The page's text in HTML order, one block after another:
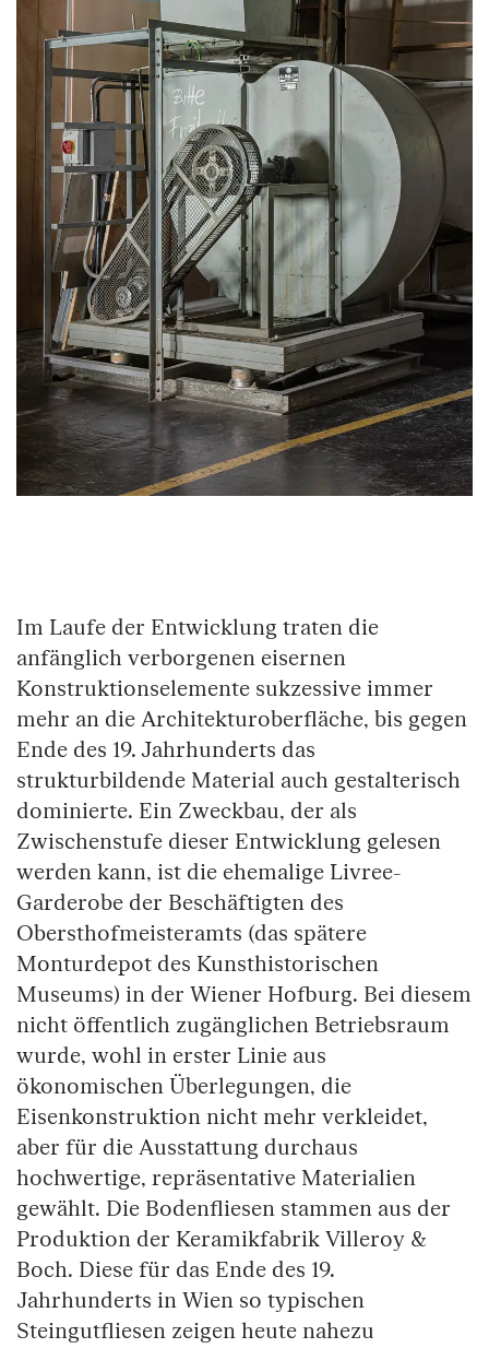
Springe zum Anfang des Bilder Slider
Im Laufe der Entwicklung traten die
anfänglich verborgenen eisernen
Konstruktionselemente sukzessive immer
mehr an die Architekturoberfläche, bis gegen
Ende des 19. Jahrhunderts das
strukturbildende Material auch gestalterisch
dominierte. Ein Zweckbau, der als
Zwischenstufe dieser Entwicklung gelesen
werden kann, ist die ehemalige Livree-
Garderobe der Beschäftigten des
Obersthofmeisteramts (das spätere
Monturdepot des Kunsthistorischen
Museums) in der Wiener Hofburg. Bei diesem
nicht öffentlich zugänglichen Betriebsraum
wurde, wohl in erster Linie aus
ökonomischen Überlegungen, die
Eisenkonstruktion nicht mehr verkleidet,
aber für die Ausstattung durchaus
hochwertige, repräsentative Materialien
gewählt. Die Bodenfliesen stammen aus der
Produktion der Keramikfabrik Villeroy &
Boch. Diese für das Ende des 19.
Jahrhunderts in Wien so typischen
Steingutfliesen zeigen heute nahezu